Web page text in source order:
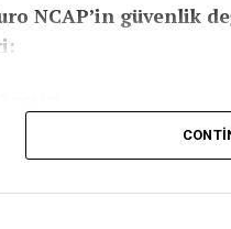
NCAP’in güvenlik